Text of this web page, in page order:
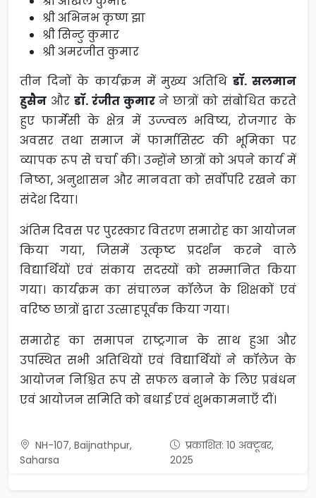
श्री अभिनभ कृष्ण झा
श्री सिन्टु कुमार
श्री अमरजीत कुमार
तीन दिनों के कार्यक्रम में मुख्य अतिथिडॉ. सलमान
हुसैन और डॉ. रंजीत कुमारने छात्रों को संबोधित करते
हुए फार्मेसी के क्षेत्र में उज्ज्वल भविष्य, रोजगार के
अवसर तथा समाज में फार्मासिस्ट की भूमिका पर
व्यापक रूप से चर्चा की। उन्होंने छात्रों को अपने कार्य में
निष्ठा, अनुशासन और मानवता को सर्वोपरि रखने का
संदेश दिया।
अंतिम दिवस पर पुरस्कार वितरण समारोह का आयोजन
किया गया, जिसमें उत्कृष्ट प्रदर्शन करने वाले
विद्यार्थियों एवं संकाय सदस्यों को सम्मानित किया
गया। कार्यक्रम का संचालन कॉलेज के शिक्षकों एवं
वरिष्ठ छात्रों द्वारा उत्साहपूर्वक किया गया।
समारोह का समापन राष्ट्रगान के साथ हुआ और
उपस्थित सभी अतिथियों एवं विद्यार्थियों ने कॉलेज के
आयोजन निश्चित रूप से सफल बनाने के लिए प्रबंधन
एवं आयोजन समिति को बधाई एवं शुभकामनाएँ दीं।
NH-107, Baijnathpur,
Saharsa
प्रकाशित: 10 अक्टूबर,
2025